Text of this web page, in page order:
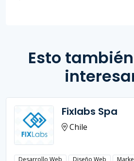
Esto
Fixlabs Spa
Chile